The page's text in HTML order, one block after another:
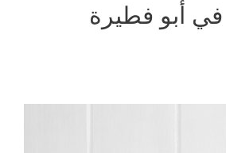
أبو فطيرة